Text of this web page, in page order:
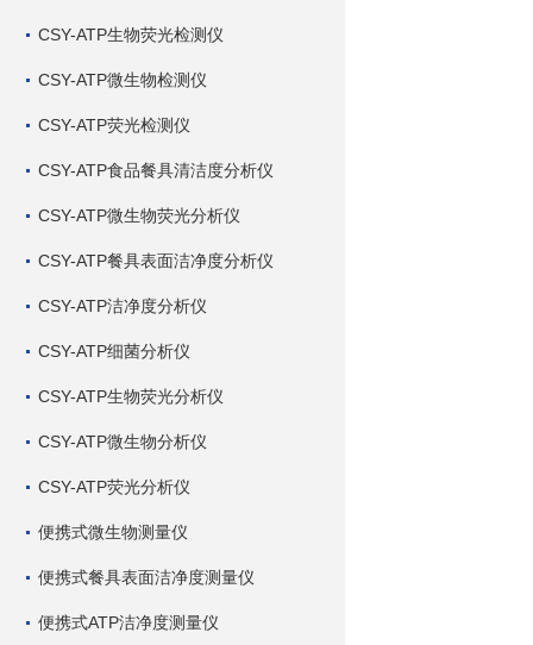
CSY-ATP生物荧光检测仪
CSY-ATP微生物检测仪
CSY-ATP荧光检测仪
CSY-ATP食品餐具清洁度分析仪
CSY-ATP微生物荧光分析仪
CSY-ATP餐具表面洁净度分析仪
CSY-ATP洁净度分析仪
CSY-ATP细菌分析仪
CSY-ATP生物荧光分析仪
CSY-ATP微生物分析仪
CSY-ATP荧光分析仪
便携式微生物测量仪
便携式餐具表面洁净度测量仪
便携式ATP洁净度测量仪